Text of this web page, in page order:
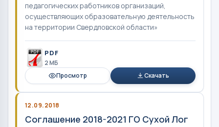
педагогических работников организаций,
осуществляющих образовательную деятельность
на территории Свердловской области»
PDF
2 MБ
Просмотр
Скачать
12.09.2018
Соглашение 2018-2021 ГО Сухой Лог